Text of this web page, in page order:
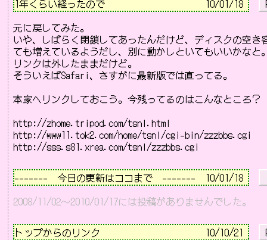
1年くらい経ったので 10/01/18
元に戻してみた。
いや、しばらく閉鎖してあったんだけど、ディスクの空き
ても増えているようだし、別に動かしといてもいいかなと
リンクは外したままだけど。
そういえばSafari、さすがに最新版では直ってる。
本家へリンクしておこう。今残ってるのはこんなところ？
http://zhome.tripod.com/tsnl.html
http://www11.tok2.com/home/tsnl/cgi-bin/zzzbbs.cgi
http://sss.s81.xrea.com/tsnl/zzzbbs.cgi
-------　今日の更新はココまで　-------  10/01/18
2008/11/02～2010/01/17には投稿がありませんでした。
トップからのリンク 10/10/21